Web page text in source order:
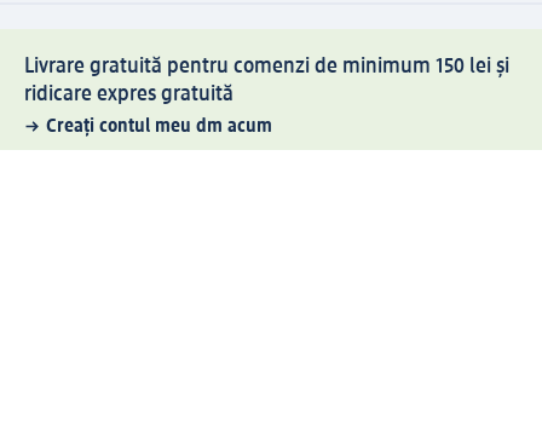
Livrare gratuită pentru comenzi de minimum 150 lei și
ridicare expres gratuită
Creați contul meu dm acum